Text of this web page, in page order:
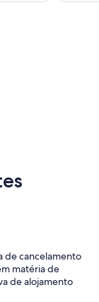
de cancelamento
matéria de
de alojamento